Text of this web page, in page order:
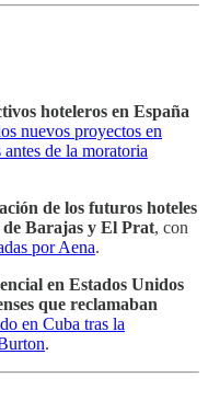
hoteleros en España
nuevos proyectos en
de la moratoria
de los futuros hoteles
de Barajas y El Prat, con
por Aena.
en Estados Unidos
que reclamaban
en Cuba tras la
.